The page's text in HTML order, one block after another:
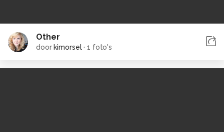
Other
door kimorsel·1 foto's